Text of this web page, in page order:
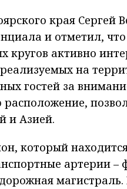
края Сергей
и отметил,
кругов активно
на
гостей за
и Азией.
который
артерии –